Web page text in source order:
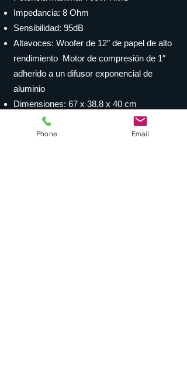
Impedancia: 8 Ohm
Sensibilidad: 95dB
Altavoces: Woofer de 12″ de papel de alto
rendimiento Motor de compresión de 1″
adherido a un difusor exponencial de
aluminio
Dimensiones: 67 x 38,8 x 40 cm
Peso: 35 Kg
Phone Email